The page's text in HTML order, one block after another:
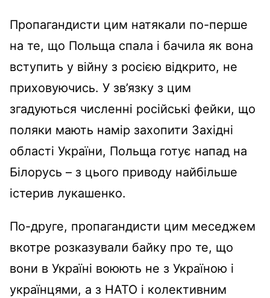
Пропагандисти цим натякали по-перше
на те, що Польща спала і бачила як вона
вступить у війну з росією відкрито, не
приховуючись. У зв’язку з цим
згадуються численні російські фейки, що
поляки мають намір захопити Західні
області України, Польща готує напад на
Білорусь – з цього приводу найбільше
істерив лукашенко.
По-друге, пропагандисти цим меседжем
вкотре розказували байку про те, що
вони в Україні воюють не з Україною і
українцями, а з НАТО і колективним